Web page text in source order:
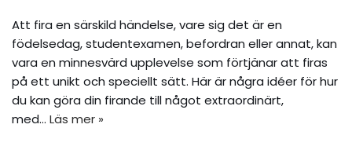
Att fira en särskild händelse, vare sig det är en
födelsedag, studentexamen, befordran eller annat, kan
vara en minnesvärd upplevelse som förtjänar att firas
på ett unikt och speciellt sätt. Här är några idéer för hur
du kan göra din firande till något extraordinärt,
med… Läs mer »